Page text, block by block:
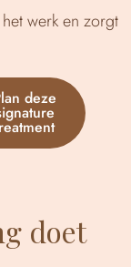
werk en zorgt
deze
doet